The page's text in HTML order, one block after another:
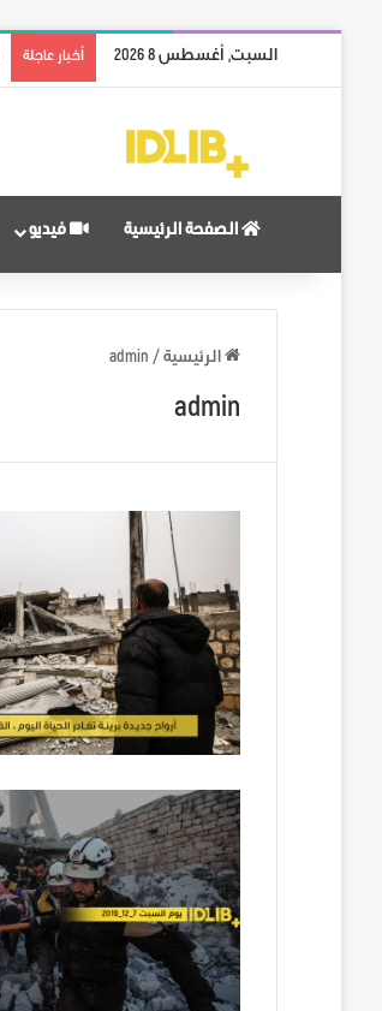
السبت, أغسطس 8 2026 أخبار عاجلة
الصفحة الرئيسية فيديو
الرئيسية /
admin
admin